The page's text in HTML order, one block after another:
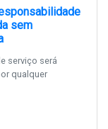
sem
serviço será
qualquer